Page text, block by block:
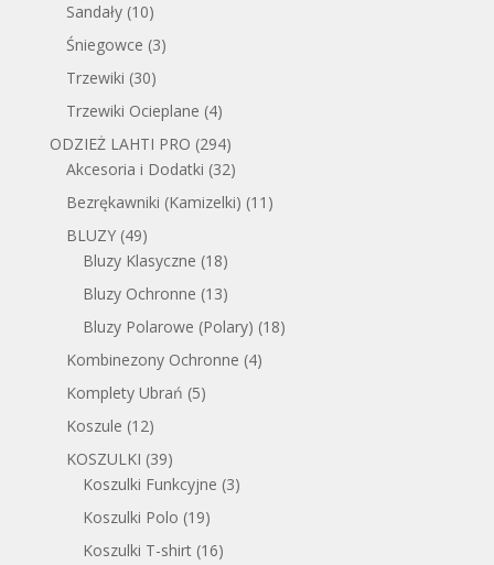
Sandały (10)
Śniegowce (3)
Trzewiki (30)
Trzewiki Ocieplane (4)
ODZIEŻ LAHTI PRO (294)
Akcesoria i Dodatki (32)
Bezrękawniki (Kamizelki) (11)
BLUZY (49)
Bluzy Klasyczne (18)
Bluzy Ochronne (13)
Bluzy Polarowe (Polary) (18)
Kombinezony Ochronne (4)
Komplety Ubrań (5)
Koszule (12)
KOSZULKI (39)
Koszulki Funkcyjne (3)
Koszulki Polo (19)
Koszulki T-shirt (16)